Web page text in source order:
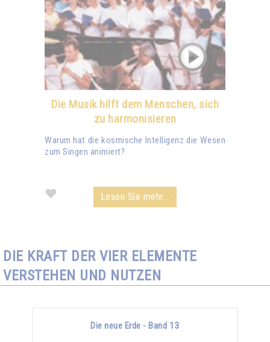
Die Musik hilft dem Menschen, sich
zu harmonisieren
Warum hat die kosmische Intelligenz die Wesen
zum Singen animiert?
Lesen Sie mehr...
DIE KRAFT DER VIER ELEMENTE
VERSTEHEN UND NUTZEN
Die neue Erde - Band 13